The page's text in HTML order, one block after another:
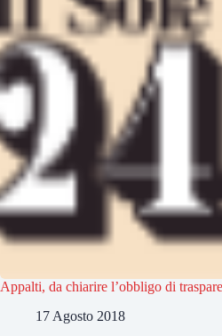
Appalti, da chiarire l’obbligo di
17 Agosto 2018